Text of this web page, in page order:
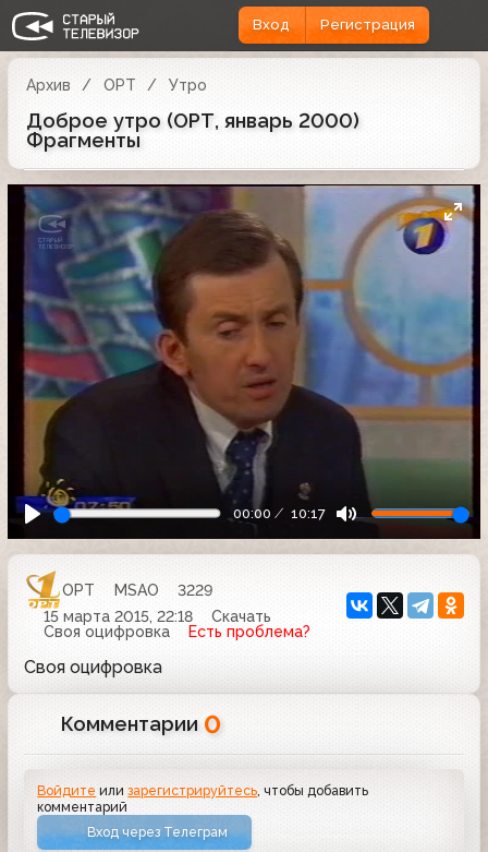
Вход Регистрация
Архив ОРТ Утро
Доброе утро (ОРТ, январь 2000)
Фрагменты
00:00 10:17
ОРТ MSAO
3229
15 марта 2015, 22:18
Скачать
Своя оцифровка
Есть проблема?
Своя оцифровка
Комментарии 0
Войдите илизарегистрируйтесь, чтобы добавить
комментарий
Вход через Телеграм